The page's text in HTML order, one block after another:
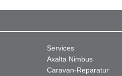
Services
Axalta Nimbus
Caravan-Reparatur